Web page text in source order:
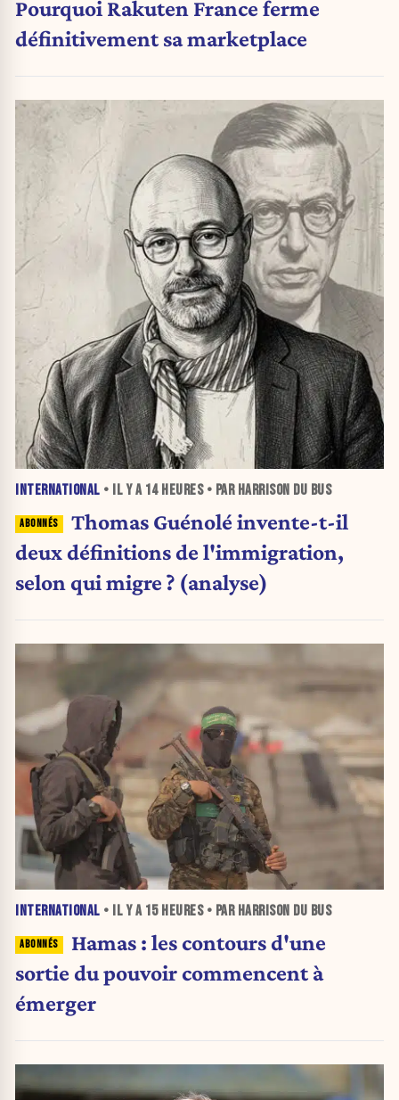
Pourquoi Rakuten France ferme
définitivement sa marketplace
INTERNATIONAL • IL Y A 14 HEURES• PAR HARRISON DU BUS
Thomas Guénolé invente-t-il
deux définitions de l'immigration,
selon qui migre ? (analyse)
INTERNATIONAL • IL Y A 15 HEURES• PAR HARRISON DU BUS
Hamas : les contours d'une
sortie du pouvoir commencent à
émerger